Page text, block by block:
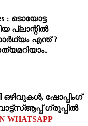
: ടൊയോട്ട
പ്ലാന്റിൽ
എന്ത് ?
ഷോപ്പിംഗ്‌
ഗ്രൂപ്പില്‍
WHATSAPP